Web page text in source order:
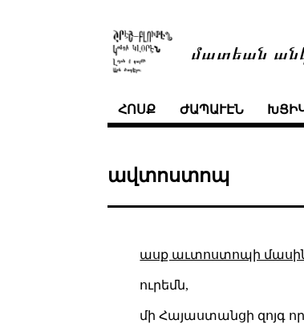
մատեան
ՀՈՍՔ ԺԱՊԱՒԷՆ
ավտոստոպ
ասք աւտոստոպի
ուրեմն,
մի Հայաստանցի զոյգ